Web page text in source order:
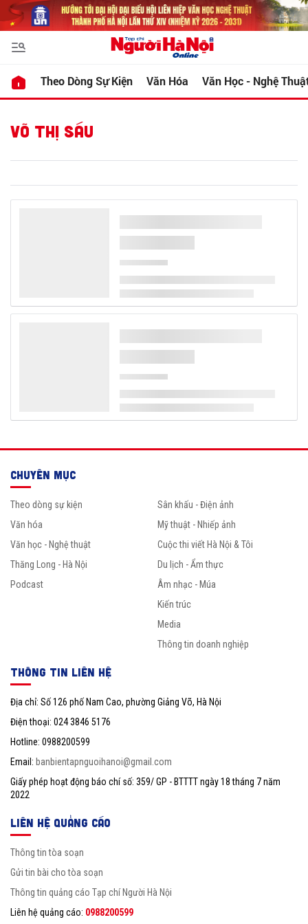
Theo Dòng Sự Kiện Văn Hóa Văn Học - Nghệ
VÕ THỊ SÁU
CHUYÊN MỤC
Theo dòng sự kiện
Văn hóa
Văn học - Nghệ thuật
Thăng Long - Hà Nội
Podcast
Sân khấu - Điện ảnh
Mỹ thuật - Nhiếp ảnh
Cuộc thi viết Hà Nội & Tôi
Du lịch - Ẩm thực
Âm nhạc - Múa
Kiến trúc
Media
Thông tin doanh nghiệp
THÔNG TIN LIÊN HỆ
Địa chỉ: Số 126 phố Nam Cao, phường Giảng Võ, Hà Nội
Điện thoại: 024 3846 5176
Hotline: 0988200599
Email: banbientapnguoihanoi@gmail.com
Giấy phép hoạt động báo chí số: 359/ GP - BTTTT ngày 18 tháng 7 năm
2022
LIÊN HỆ QUẢNG CÁO
Thông tin tòa soạn
Gửi tin bài cho tòa soạn
Thông tin quảng cáo Tạp chí Người Hà Nội
Liên hệ quảng cáo: 0988200599